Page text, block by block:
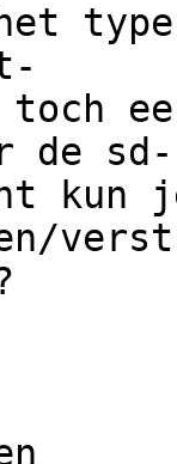
het
toch
de